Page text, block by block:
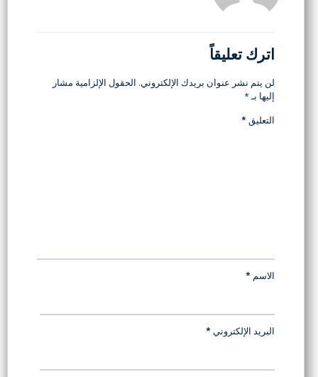
اترك تعليقاً
لن يتم نشر عنوان بريدك الإلكتروني. الحقول الإلزامية مشار
إليها بـ*
التعليق*
الاسم*
البريد الإلكتروني*